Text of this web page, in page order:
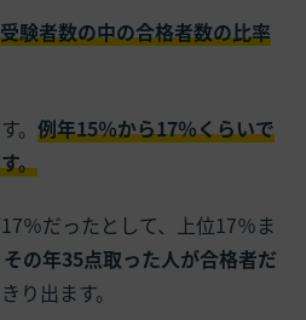
験者数の中の合格者数の比率
。 例年15％から17％くらいで
。
％だったとして、上位17％ま
その年35点取った人が合格者だ
り出ます。